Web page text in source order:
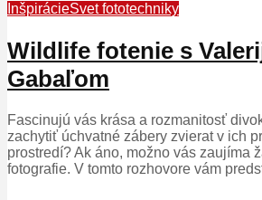
InšpirácieSvet fototechniky
Wildlife fotenie s
Gabaľom
Fascinujú vás krása a rozmanitosť
zachytiť úchvatné zábery zvierat v ich
prostredí? Ak áno, možno vás zaujíma
fotografie. V tomto rozhovore vám